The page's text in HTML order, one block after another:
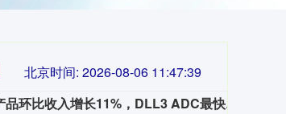
北京时间: 2026-08-06 11:47:40
再鼎医药2026 Q2产品环比收入增长11%，DLL3 ADC最快明年提交美国上市申请